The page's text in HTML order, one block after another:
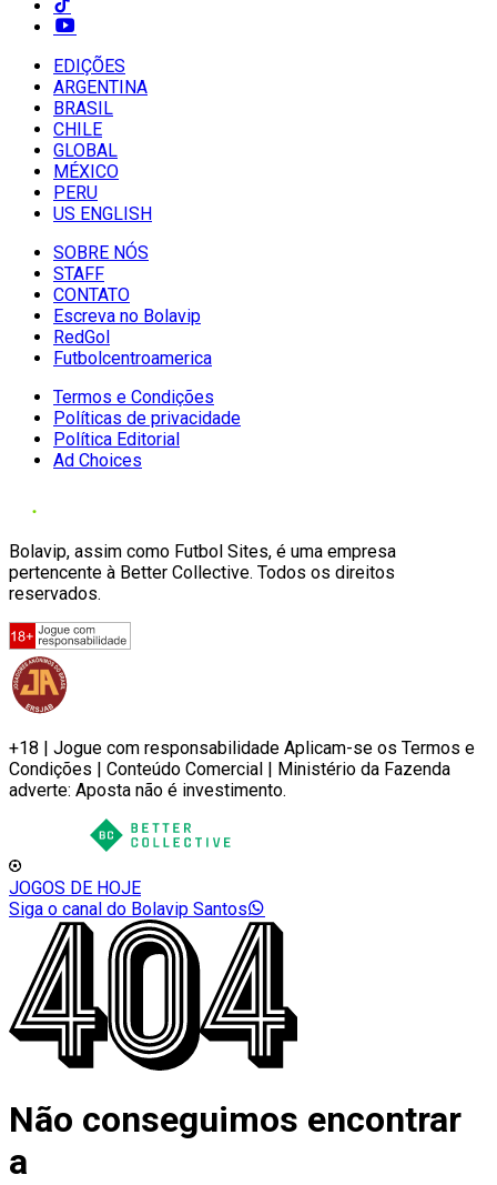
EDIÇÕES
ARGENTINA
BRASIL
CHILE
GLOBAL
MÉXICO
PERU
US ENGLISH
SOBRE NÓS
STAFF
CONTATO
Escreva no Bolavip
RedGol
Futbolcentroamerica
Termos e Condições
Políticas de privacidade
Política Editorial
Ad Choices
Bolavip, assim como Futbol Sites, é uma empresa
pertencente à Better Collective. Todos os direitos
reservados.
+18 | Jogue com responsabilidade Aplicam-se os Termos e
Condições | Conteúdo Comercial | Ministério da Fazenda
adverte: Aposta não é investimento.
JOGOS DE HOJE
Siga o canal do Bolavip Santos
Não conseguimos encontrar
a